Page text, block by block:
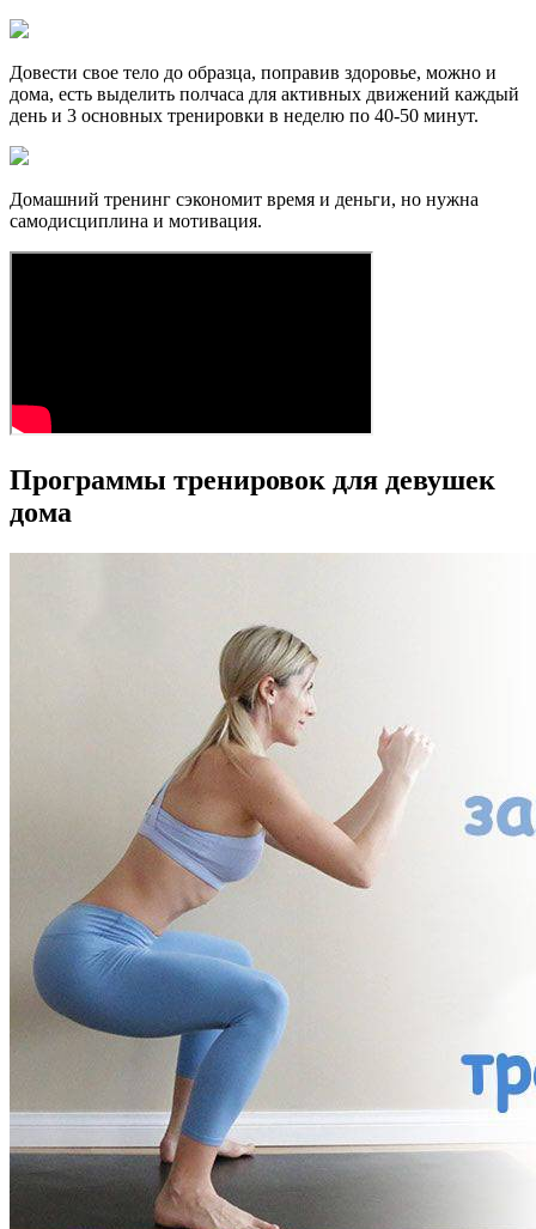
Довести свое тело до образца, поправив здоровье, можно и
дома, есть выделить полчаса для активных движений каждый
день и 3 основных тренировки в неделю по 40-50 минут.
Домашний тренинг сэкономит время и деньги, но нужна
самодисциплина и мотивация.
Программы тренировок для девушек
дома